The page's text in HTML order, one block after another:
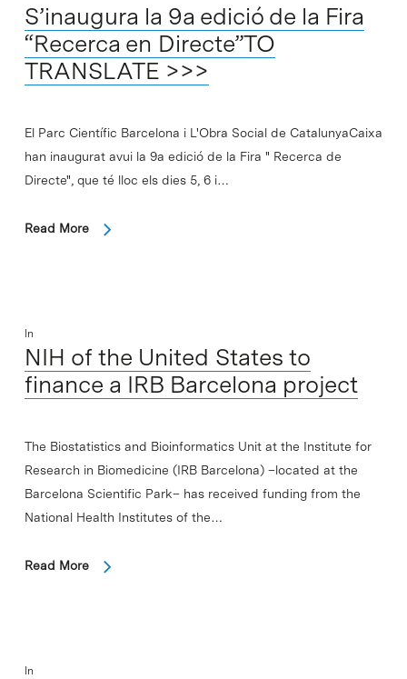
S’inaugura la 9a edició de la Fira
“Recerca en Directe”TO
TRANSLATE >>>
El Parc Científic Barcelona i L'Obra Social de CatalunyaCaixa
han inaugurat avui la 9a edició de la Fira " Recerca de
Directe", que té lloc els dies 5, 6 i…
Read More
In
NIH of the United States to
finance a IRB Barcelona project
The Biostatistics and Bioinformatics Unit at the Institute for
Research in Biomedicine (IRB Barcelona) –located at the
Barcelona Scientific Park– has received funding from the
National Health Institutes of the…
Read More
In